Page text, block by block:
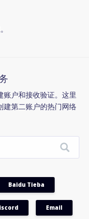
账户和接收验证。这里
建第二账户的热门网络
Baidu Tieba
Email